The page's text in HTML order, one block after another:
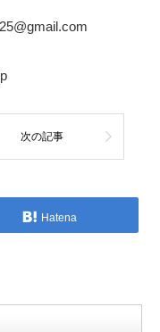
次の記事
Hatena